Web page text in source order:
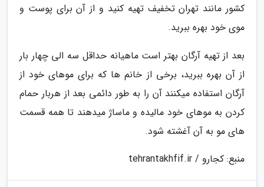
کشور مانند تهران تخفیف تهیه کنید و از آن برای پوست و
موی خود بهره ببرید.
بعد از تهیه آرگان بهتر است ماهیانه حداقل سه الی چهار بار
از آن بهره ببرید، برخی از خانم ها که برای موهای خود از
آرگان استفاده میکنند آن را به طور دائمی بعد از هربار حمام
کردن به موهای خود مالیده و ماساژ میدهند تا همه قسمت
های مو به آن آغشته شود.
منبع: کجارو / tehrantakhfif.ir